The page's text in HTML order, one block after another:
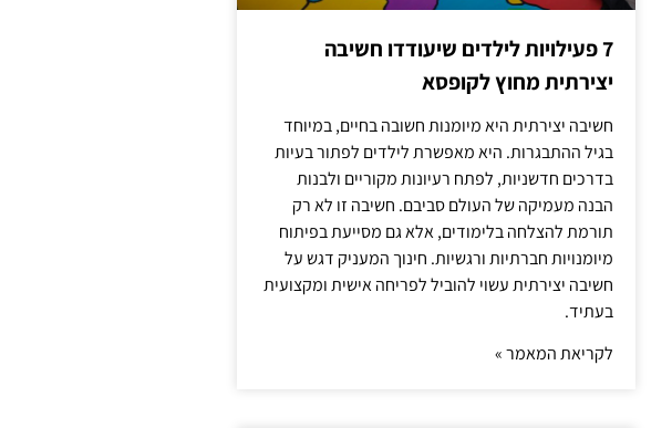
7 פעילויות לילדים שיעודדו חשיבה
יצירתית מחוץ לקופסא
חשיבה יצירתית היא מיומנות חשובה בחיים, במיוחד
בגיל ההתבגרות. היא מאפשרת לילדים לפתור בעיות
בדרכים חדשניות, לפתח רעיונות מקוריים ולבנות
הבנה מעמיקה של העולם סביבם. חשיבה זו לא רק
תורמת להצלחה בלימודים, אלא גם מסייעת בפיתוח
מיומנויות חברתיות ורגשיות. חינוך המעניק דגש על
חשיבה יצירתית עשוי להוביל לפריחה אישית ומקצועית
בעתיד.
לקריאת המאמר »